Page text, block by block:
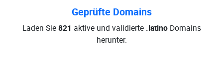
Geprüfte Domains
Laden Sie821 aktive und validierte .latinoDomains
herunter.